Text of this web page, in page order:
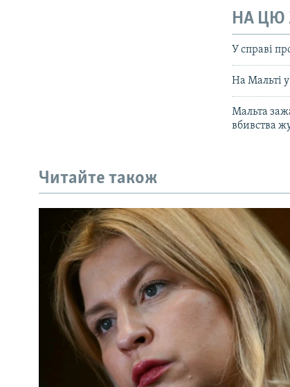
НА ЦЮ
У справі
На Мальті
Мальта
вбивства
Читайте також